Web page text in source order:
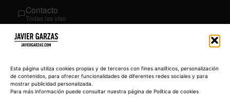
Esta página utiliza cookies propias y de terceros con fines analíticos, personalización
de contenidos, para ofrecer funcionalidades de diferentes redes sociales y para
mostrar publicidad personalizada.
Para más información puede consultar nuestra página de Política de cookies
Contacto
Todas las vías
03SÍGUEME
YouTube
@JavierGarzas
LinkedIn